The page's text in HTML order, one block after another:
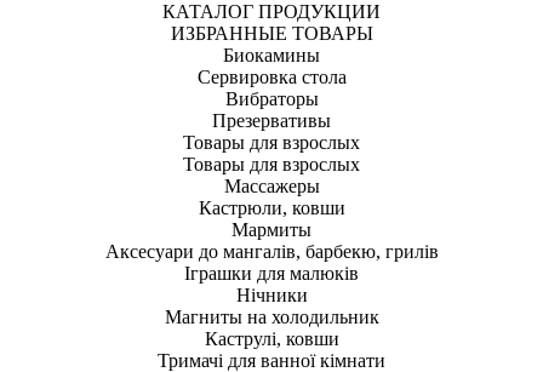
КАТАЛОГ ПРОДУКЦИИ
ИЗБРАННЫЕ ТОВАРЫ
Биокамины
Сервировка стола
Вибраторы
Презервативы
Товары для взрослых
Товары для взрослых
Массажеры
Кастрюли, ковши
Мармиты
Аксесуари до мангалів, барбекю, грилів
Іграшки для малюків
Нічники
Магниты на холодильник
Каструлі, ковши
Тримачі для ванної кімнати